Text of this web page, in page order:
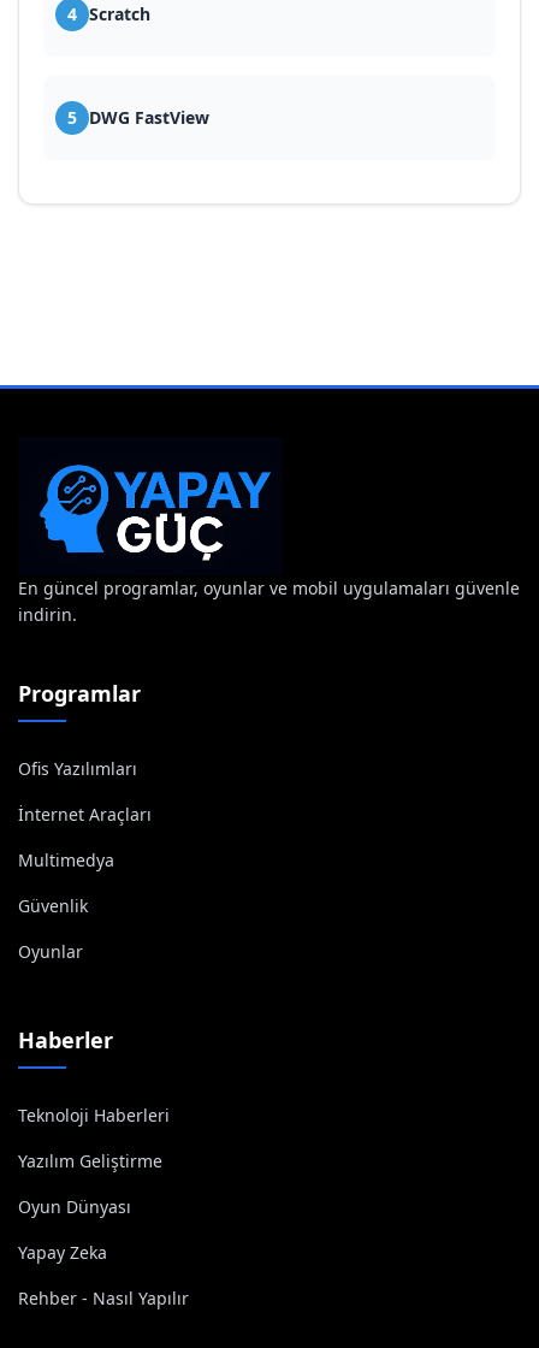
4 Scratch
5 DWG FastView
En güncel programlar, oyunlar ve mobil uygulamaları güvenle
indirin.
Programlar
Ofis Yazılımları
İnternet Araçları
Multimedya
Güvenlik
Oyunlar
Haberler
Teknoloji Haberleri
Yazılım Geliştirme
Oyun Dünyası
Yapay Zeka
Rehber - Nasıl Yapılır